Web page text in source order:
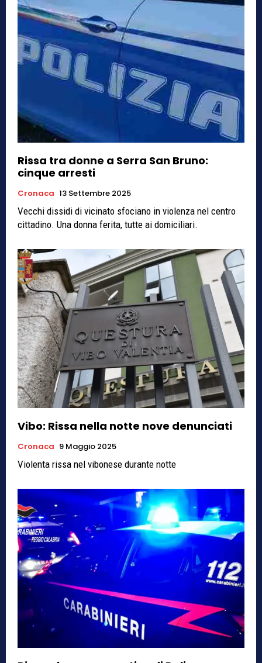
Rissa tra donne a Serra San Bruno:
cinque arresti
Cronaca 13 Settembre 2025
Vecchi dissidi di vicinato sfociano in violenza nel centro
cittadino. Una donna ferita, tutte ai domiciliari.
Vibo: Rissa nella notte nove denunciati
Cronaca 9 Maggio 2025
Violenta rissa nel vibonese durante notte